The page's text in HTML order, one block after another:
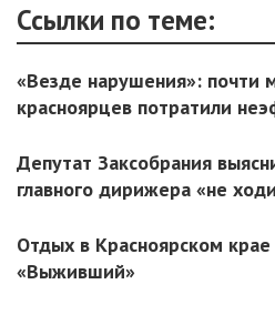
Ссылки по теме:
«Везде нарушения»: почти
красноярцев потратили
Депутат Заксобрания
главного дирижера «не
Отдых в Красноярском
«Выживший»